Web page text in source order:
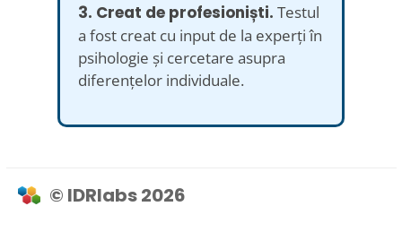
3. Creat de profesioniști. Testul
a fost creat cu input de la experți în
psihologie și cercetare asupra
diferențelor individuale.
© IDRlabs 2026